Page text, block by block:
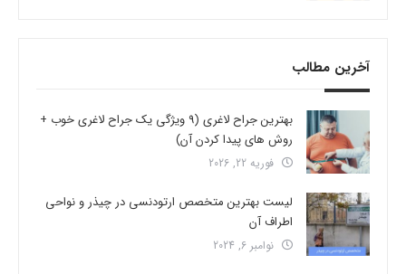
آخرین مطالب
بهترین جراح لاغری (9 ویژگی یک جراح لاغری خوب +
روش های پیدا کردن آن)
فوریه 22, 2026
لیست بهترین متخصص ارتودنسی در چیذر و نواحی
اطراف آن
نوامبر 6, 2024